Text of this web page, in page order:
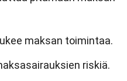
maksan toimintaa.
riskiä.